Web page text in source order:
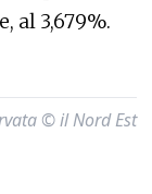
al 3,679%.
© il Nord Est